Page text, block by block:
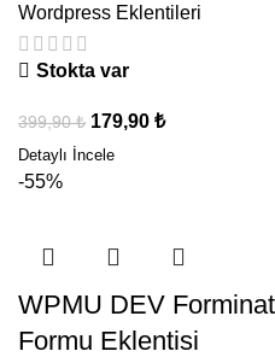
Wordpress Eklentileri
Stokta var
399,90₺ 179,90 ₺
-55%
WPMU DEV
Formu Eklentisi